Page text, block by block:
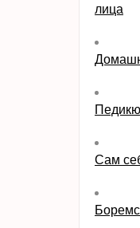
лица
Сам